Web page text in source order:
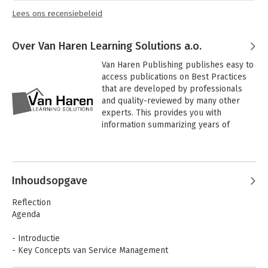
Lees ons recensiebeleid
Over Van Haren Learning Solutions a.o.
Van Haren Publishing publishes easy to
access publications on Best Practices
that are developed by professionals
and quality-reviewed by many other
experts. This provides you with
information summarizing years of
collaborate with knowledge partners
ITSMF, ITWNET, IVI and The Open Group,
standards and frameworks via many
partners.
Andere boeken door Van Haren
Learning Solutions a.o.
Inhoudsopgave
Reflection
Agenda
- Introductie
- Key Concepts van Service Management